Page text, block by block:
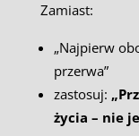
Zamiast:
„Najpierw
przerwa”
zastosuj:
życia – nie